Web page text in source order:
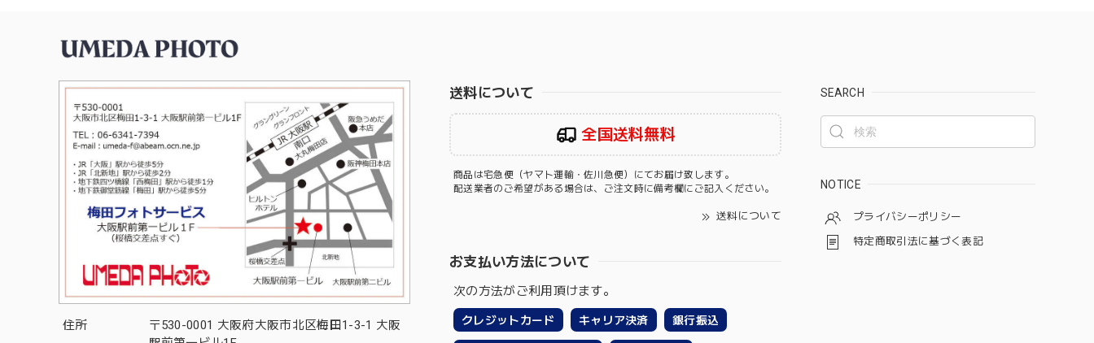
住所
〒530-0001 大阪府大阪市北区梅田1-3-1 大阪
送料について
全国送料無料
商品は宅急便（ヤマト運輸・佐川急便）にてお届け致します。
配送業者のご希望がある場合は、ご注文時に備考欄にご記入ください。
送料について
お支払い方法について
次の方法がご利用頂けます。
クレジットカード キャリア決済 銀行振込
SEARCH
NOTICE
プライバシーポリシー
特定商取引法に基づく表記